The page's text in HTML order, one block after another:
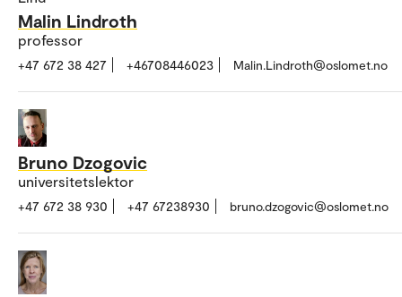
Malin Lindroth
professor
+47 672 38 427 +46708446023 Malin.Lindroth@oslomet.no
Bruno Dzogovic
universitetslektor
+47 672 38 930 +47 67238930 bruno.dzogovic@oslomet.no